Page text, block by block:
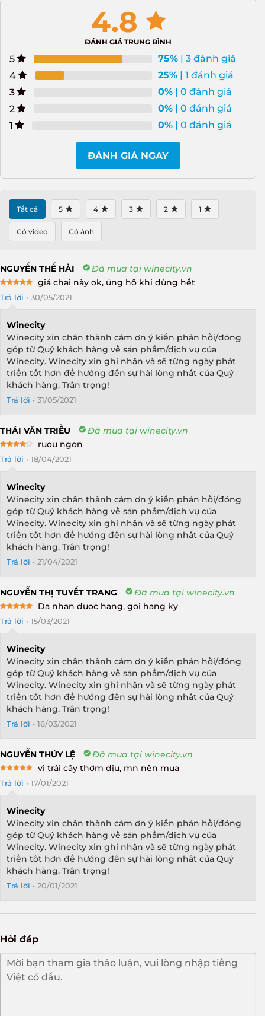
4.8
ĐÁNH GIÁ TRUNG BÌNH
5 75% | 3 đánh giá
4
25% | 1 đánh giá
3
0% | 0 đánh giá
2
0% | 0 đánh giá
1
0% | 0 đánh giá
ĐÁNH GIÁ NGAY
Tất cả 5 4 3 2 1
Có video Có ảnh
NGUYẾN THẾ HẢI Đã mua tại winecity.vn
out of 5
giá chai này ok, ủng hộ khi dùng hết
Trả lời • 30/05/2021
Winecity
Winecity xin chân thành cảm ơn ý kiến phản hồi/đóng
góp từ Quý khách hàng về sản phẩm/dịch vụ của
Winecity. Winecity xin ghi nhận và sẽ từng ngày phát
triển tốt hơn để hướng đến sự hài lòng nhất của Quý
khách hàng. Trân trọng!
Trả lời • 31/05/2021
THÁI VĂN TRIỀU Đã mua tại winecity.vn
out of 5
ruou ngon
Trả lời • 18/04/2021
Winecity
Winecity xin chân thành cảm ơn ý kiến phản hồi/đóng
góp từ Quý khách hàng về sản phẩm/dịch vụ của
Winecity. Winecity xin ghi nhận và sẽ từng ngày phát
triển tốt hơn để hướng đến sự hài lòng nhất của Quý
khách hàng. Trân trọng!
Trả lời • 21/04/2021
NGUYỄN THỊ TUYẾT TRANG Đã mua tại winecity.vn
out of 5
Da nhan duoc hang, goi hang ky
Trả lời • 15/03/2021
Winecity
Winecity xin chân thành cảm ơn ý kiến phản hồi/đóng
góp từ Quý khách hàng về sản phẩm/dịch vụ của
Winecity. Winecity xin ghi nhận và sẽ từng ngày phát
triển tốt hơn để hướng đến sự hài lòng nhất của Quý
khách hàng. Trân trọng!
Trả lời • 16/03/2021
NGUYỄN THÚY LỆ Đã mua tại winecity.vn
out of 5
vị trái cây thơm dịu, mn nên mua
Trả lời • 17/01/2021
Winecity
Winecity xin chân thành cảm ơn ý kiến phản hồi/đóng
góp từ Quý khách hàng về sản phẩm/dịch vụ của
Winecity. Winecity xin ghi nhận và sẽ từng ngày phát
triển tốt hơn để hướng đến sự hài lòng nhất của Quý
khách hàng. Trân trọng!
Trả lời • 20/01/2021
Hỏi đáp